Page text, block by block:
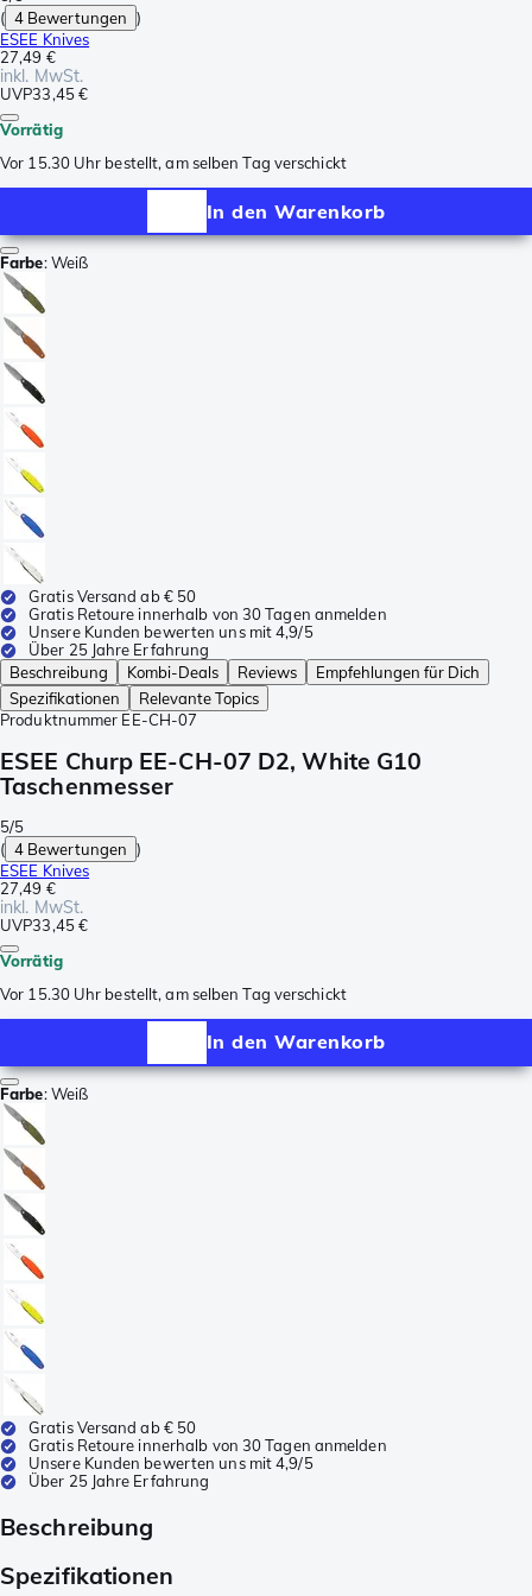
( 4 Bewertungen )
ESEE Knives
27,49 €
inkl. MwSt.
UVP33,45 €
Vorrätig
Vor 15.30 Uhr bestellt, am selben Tag verschickt
In den Warenkorb
Farbe:Weiß
Gratis Versand ab € 50
Gratis Retoure innerhalb von 30 Tagen anmelden
Unsere Kunden bewerten uns mit 4,9/5
Über 25 Jahre Erfahrung
Beschreibung
Kombi-Deals Reviews
Empfehlungen für Dich
Spezifikationen
Relevante Topics
Produktnummer EE-CH-07
ESEE Churp EE-CH-07 D2, White G10
Taschenmesser
5/5
( 4 Bewertungen )
ESEE Knives
27,49 €
inkl. MwSt.
UVP33,45 €
Vorrätig
Vor 15.30 Uhr bestellt, am selben Tag verschickt
In den Warenkorb
Farbe:Weiß
Gratis Versand ab € 50
Gratis Retoure innerhalb von 30 Tagen anmelden
Unsere Kunden bewerten uns mit 4,9/5
Über 25 Jahre Erfahrung
Beschreibung
Spezifikationen